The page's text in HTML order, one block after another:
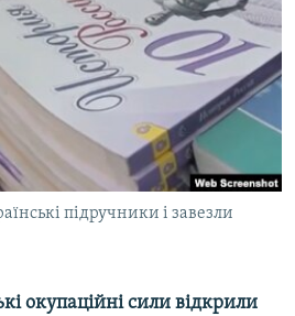
підручники і завезли
окупаційні сили відкрили